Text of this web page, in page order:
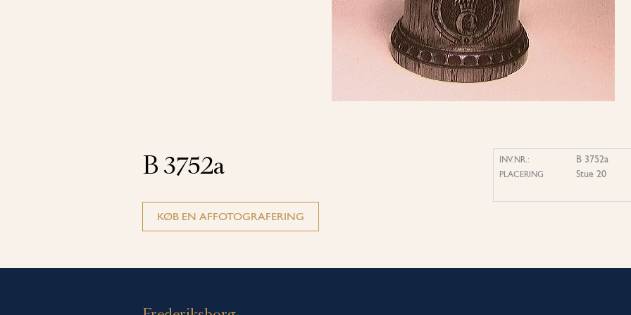
B 3752a
KØB EN AFFOTOGRAFERING
INV.NR.: B 3752a
PLACERING Stue 20